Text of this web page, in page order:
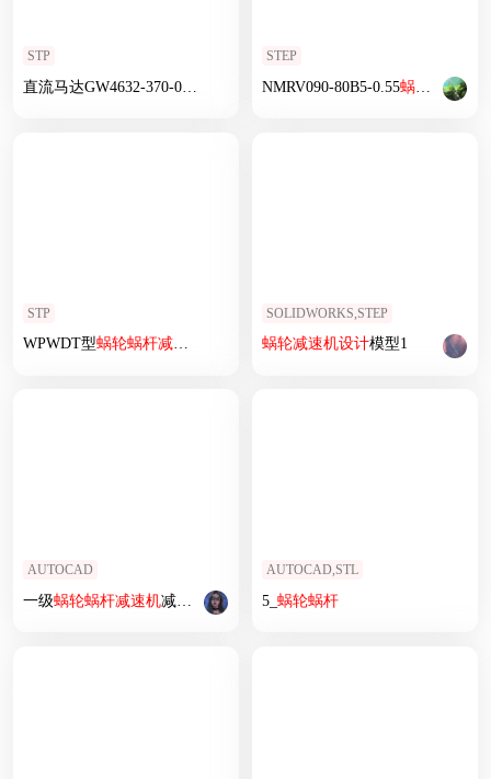
STP
直流马达GW4632-370-02 减速机
STEP
NMRV090-80B5-0.55蜗轮 蜗杆减
STP
WPWDT型蜗轮蜗杆减速机 WPWDT155-40-C
SOLIDWORKS,STEP
蜗轮减速机设计模型1
AUTOCAD
一级蜗轮蜗杆减速机减速器CAD课程 设计图纸
AUTOCAD,STL
5_ 蜗轮蜗杆